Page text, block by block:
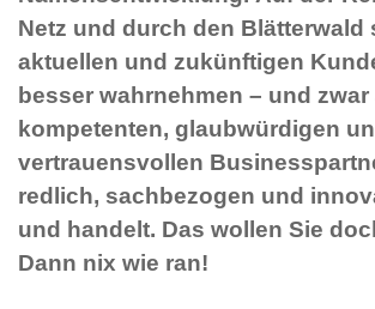
Netz und durch den Blätterwald
aktuellen und zukünftigen
besser wahrnehmen – und zwar
kompetenten, glaubwürdigen
vertrauensvollen
redlich, sachbezogen und
und handelt. Das wollen Sie
Dann nix wie ran!